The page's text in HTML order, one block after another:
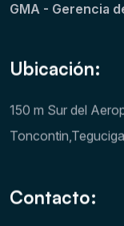
GMA - Gerencia
Ubicación:
150 m Sur del
Contacto: